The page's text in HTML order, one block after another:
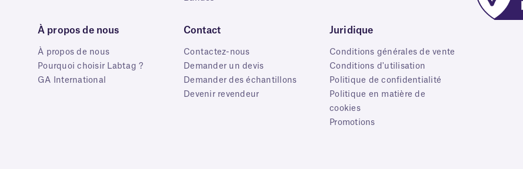
À propos de nous
À propos de nous
Pourquoi choisir Labtag ?
GA International
Contact
Contactez-nous
Demander un devis
Demander des échantillons
Devenir revendeur
Juridique
Conditions générales de vente
Conditions d'utilisation
Politique de confidentialité
Politique en matière de
cookies
Promotions